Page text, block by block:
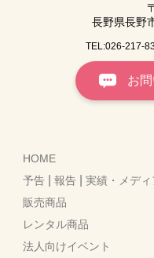
長野県長野
TEL:026-217-
お
HOME
予告 |報告 |実績・メディ
販売商品
レンタル商品
法人向けイベント